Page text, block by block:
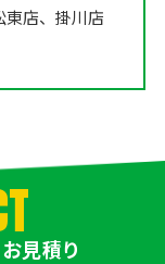
店、掛川店
見積り